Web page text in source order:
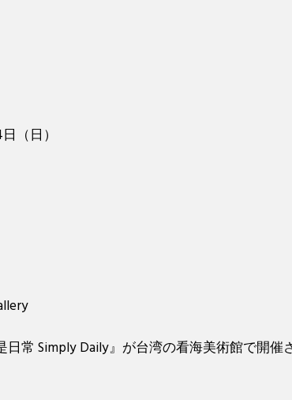
（日）
常 Simply Daily』が台湾の看海美術館で開催